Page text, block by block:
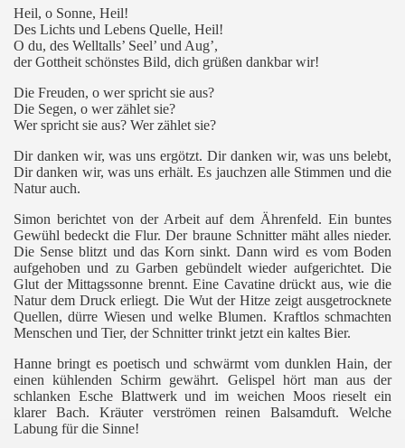
Heil, o Sonne, Heil!
Des Lichts und Lebens Quelle, Heil!
O du, des Welltalls’ Seel’ und Aug’,
der Gottheit schönstes Bild, dich grüßen dankbar wir!
Die Freuden, o wer spricht sie aus?
Die Segen, o wer zählet sie?
Wer spricht sie aus? Wer zählet sie?
Dir danken wir, was uns ergötzt. Dir danken wir, was uns belebt,
Dir danken wir, was uns erhält. Es jauchzen alle Stimmen und die
Natur auch.
Simon berichtet von der Arbeit auf dem Ährenfeld. Ein buntes
Gewühl bedeckt die Flur. Der braune Schnitter mäht alles nieder.
Die Sense blitzt und das Korn sinkt. Dann wird es vom Boden
aufgehoben und zu Garben gebündelt wieder aufgerichtet. Die
Glut der Mittagssonne brennt. Eine Cavatine drückt aus, wie die
Natur dem Druck erliegt. Die Wut der Hitze zeigt ausgetrocknete
Quellen, dürre Wiesen und welke Blumen. Kraftlos schmachten
Menschen und Tier, der Schnitter trinkt jetzt ein kaltes Bier.
Hanne bringt es poetisch und schwärmt vom dunklen Hain, der
einen kühlenden Schirm gewährt. Gelispel hört man aus der
schlanken Esche Blattwerk und im weichen Moos rieselt ein
klarer Bach. Kräuter verströmen reinen Balsamduft. Welche
Labung für die Sinne!